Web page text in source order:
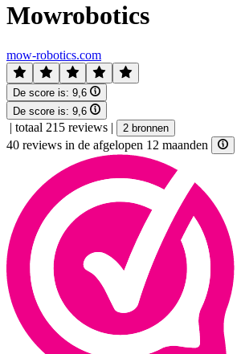
Mowrobotics
mow-robotics.com
De score is: 9,6
De score is: 9,6
| totaal 215 reviews | 2 bronnen
40 reviews in de afgelopen 12 maanden